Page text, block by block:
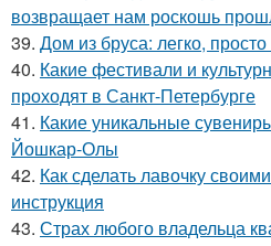
возвращает нам роскошь
39. Дом из бруса: легко,
40. Какие фестивали и
проходят в Санкт-Петербурге
41. Какие уникальные
Йошкар-Олы
42. Как сделать лавочку
инструкция
43. Страх любого владельца